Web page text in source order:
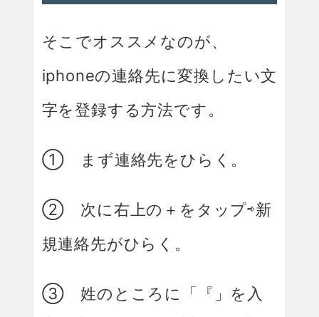
そこでオススメなのが、
iphoneの連絡先に変換したい文
字を登録する方法です。
① まず連絡先をひらく。
② 次に右上の＋をタップ⇨新
規連絡先がひらく。
③ 姓のところに「『」を入